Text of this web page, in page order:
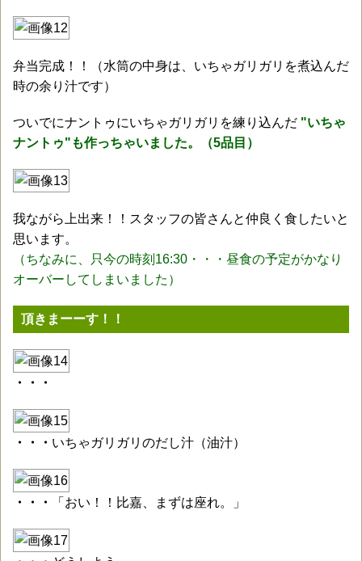
弁当完成！！（水筒の中身は、いちゃガリガリを煮込んだ
時の余り汁です）
ついでにナントゥにいちゃガリガリを練り込んだ "いちゃ
ナントゥ"も作っちゃいました。（5品目）
我ながら上出来！！スタッフの皆さんと仲良く食したいと
思います。
（ちなみに、只今の時刻16:30・・・昼食の予定がかなり
オーバーしてしまいました）
頂きまーーす！！
・・・
・・・ いちゃガリガリのだし汁（油汁）
・・・ 「おい！！比嘉、まずは座れ。」